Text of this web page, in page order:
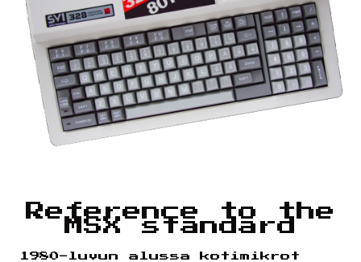
Reference to the
MSX standard
1980-luvun alussa kotimikrot